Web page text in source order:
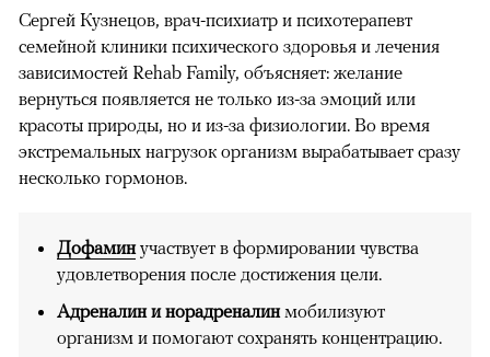
Сергей Кузнецов, врач-психиатр и психотерапевт
семейной клиники психического здоровья и лечения
зависимостей Rehab Family, объясняет: желание
вернуться появляется не только из-за эмоций или
красоты природы, но и из-за физиологии. Во время
экстремальных нагрузок организм вырабатывает сразу
несколько гормонов.
Дофаминучаствует в формировании чувства
удовлетворения после достижения цели.
Адреналин и норадреналинмобилизуют
организм и помогают сохранять концентрацию.